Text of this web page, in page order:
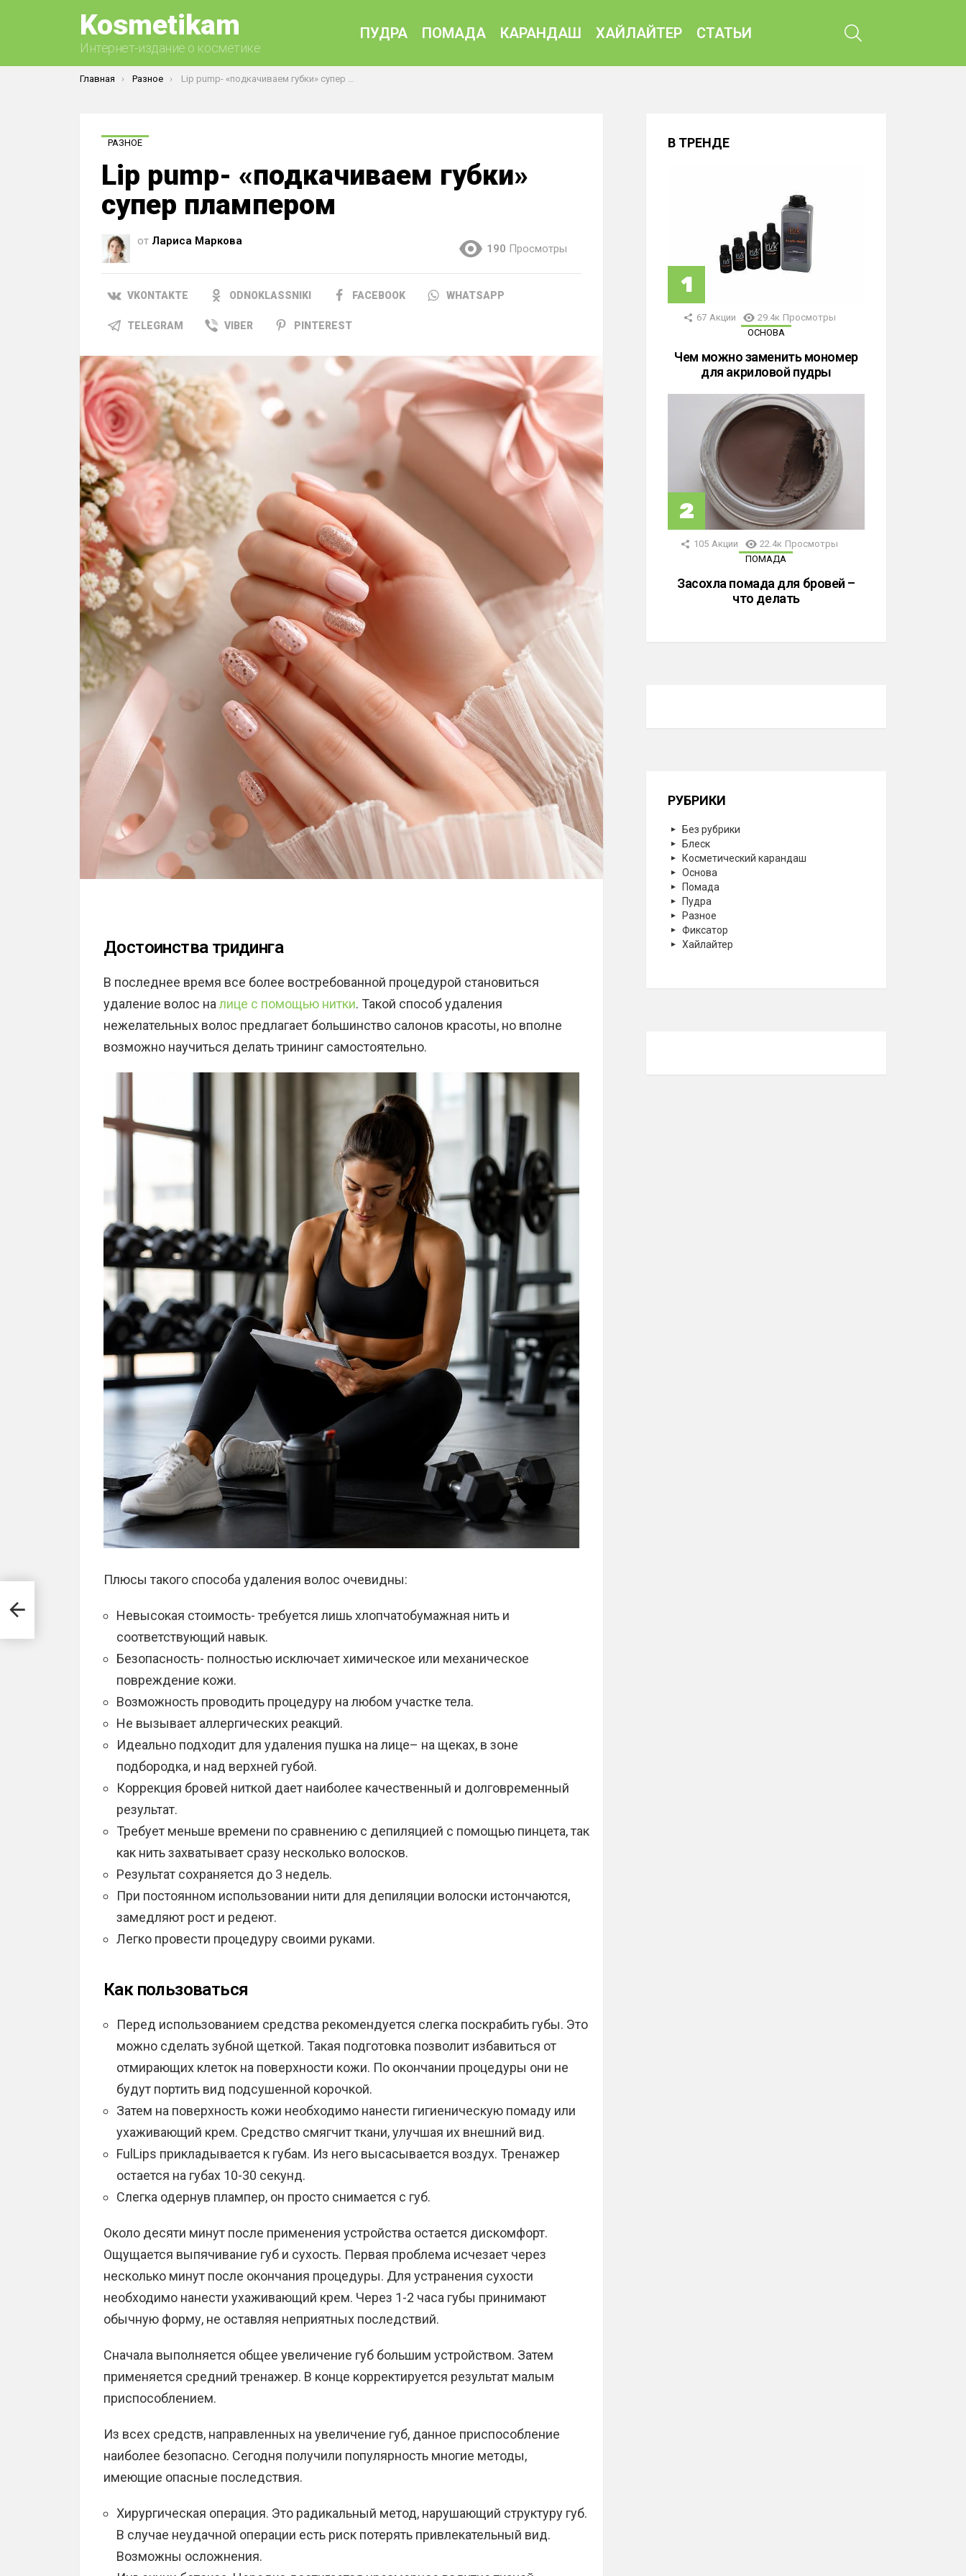
Kosmetikam
Интернет-издание о косметике
ПУДРА ПОМАДА КАРАНДАШ ХАЙЛАЙТЕР СТАТЬИ
Вы здесь:
Главная Разное Lip pump- «подкачиваем губки» супер плампером
РАЗНОЕ
Lip pump- «подкачиваем губки»
супер плампером
от Лариса Маркова
190 Просмотры
VKONTAKTE ODNOKLASSNIKI FACEBOOK WHATSAPP
TELEGRAM VIBER PINTEREST
Достоинства тридинга
В последнее время все более востребованной процедурой становиться
удаление волос на лице с помощью нитки. Такой способ удаления
нежелательных волос предлагает большинство салонов красоты, но вполне
возможно научиться делать трининг самостоятельно.
Плюсы такого способа удаления волос очевидны:
Невысокая стоимость- требуется лишь хлопчатобумажная нить и
соответствующий навык.
Безопасность- полностью исключает химическое или механическое
повреждение кожи.
Возможность проводить процедуру на любом участке тела.
Не вызывает аллергических реакций.
Идеально подходит для удаления пушка на лице– на щеках, в зоне
подбородка, и над верхней губой.
Коррекция бровей ниткой дает наиболее качественный и долговременный
результат.
Требует меньше времени по сравнению с депиляцией с помощью пинцета, так
как нить захватывает сразу несколько волосков.
Результат сохраняется до 3 недель.
При постоянном использовании нити для депиляции волоски истончаются,
замедляют рост и редеют.
Легко провести процедуру своими руками.
Как пользоваться
Перед использованием средства рекомендуется слегка поскрабить губы. Это
можно сделать зубной щеткой. Такая подготовка позволит избавиться от
отмирающих клеток на поверхности кожи. По окончании процедуры они не
будут портить вид подсушенной корочкой.
Затем на поверхность кожи необходимо нанести гигиеническую помаду или
ухаживающий крем. Средство смягчит ткани, улучшая их внешний вид.
FulLips прикладывается к губам. Из него высасывается воздух. Тренажер
остается на губах 10-30 секунд.
Слегка одернув плампер, он просто снимается с губ.
Около десяти минут после применения устройства остается дискомфорт.
Ощущается выпячивание губ и сухость. Первая проблема исчезает через
несколько минут после окончания процедуры. Для устранения сухости
необходимо нанести ухаживающий крем. Через 1-2 часа губы принимают
обычную форму, не оставляя неприятных последствий.
Сначала выполняется общее увеличение губ большим устройством. Затем
применяется средний тренажер. В конце корректируется результат малым
приспособлением.
Из всех средств, направленных на увеличение губ, данное приспособление
наиболее безопасно. Сегодня получили популярность многие методы,
имеющие опасные последствия.
Хирургическая операция. Это радикальный метод, нарушающий структуру губ.
В случае неудачной операции есть риск потерять привлекательный вид.
Возможны осложнения.
В ТРЕНДЕ
67 Акции 29.4к Просмотры
ОСНОВА
Чем можно заменить мономер
для акриловой пудры
105 Акции 22.4к Просмотры
ПОМАДА
Засохла помада для бровей –
что делать
РУБРИКИ
Без рубрики
Блеск
Косметический карандаш
Основа
Помада
Пудра
Разное
Фиксатор
Хайлайтер